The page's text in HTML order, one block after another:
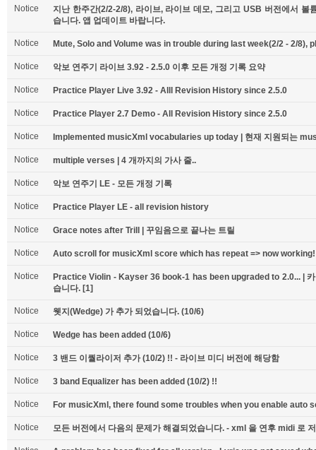
Notice
지난 한주간(2/2-2/8), 라이브, 라이브 데모, 그리고 USB 버전에서 볼
습니다. 앱 업데이트 바랍니다.
Notice Mute, Solo and Volume was in trouble during last week(2/2 - 2/8),
Notice 악보 연주기 라이브 3.92 - 2.5.0 이후 모든 개정 기록 요약
Notice Practice Player Live 3.92 - Alll Revision History since 2.5.0
Notice Practice Player 2.7 Demo - All Revision History since 2.5.0
Notice Implemented musicXml vocabularies up today | 현재 지원되는
Notice multiple verses | 4 개까지의 가사 줄..
Notice 악보 연주기 LE - 모든 개정 기록
Notice Practice Player LE - all revision history
Notice Grace notes after Trill | 꾸임음으로 끝나는 트릴
Notice Auto scroll for musicXml score which has repeat => now
Notice
Practice Violin - Kayser 36 book-1 has been upgraded to 2.0... | 카
습니다. [1]
Notice 웻지(Wedge) 가 추가 되었습니다. (10/6)
Notice Wedge has been added (10/6)
Notice 3 밴드 이퀄라이저 추가 (10/2) !! - 라이브 미디 버전에 해당함
Notice 3 band Equalizer has been added (10/2) !!
Notice For musicXml, there found some troubles when you enable auto
Notice 모든 버전에서 다음의 문제가 해결되었습니다. - xml 을 연후 midi 로